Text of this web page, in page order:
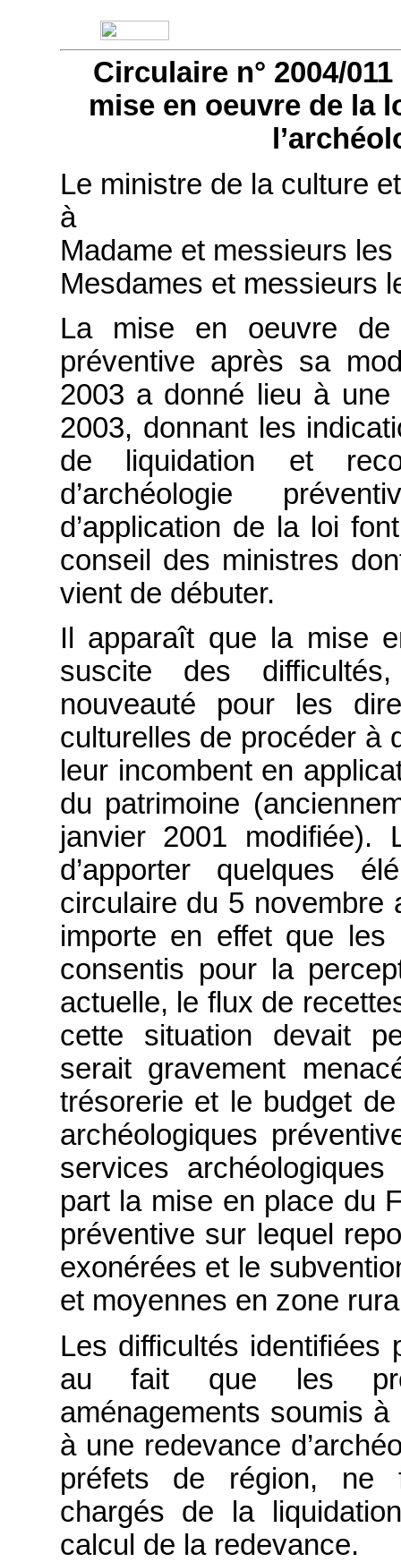
Circulaire n° 2004/
mise en oeuvre de la
Le ministre de la culture
à
Madame et messieurs
Mesdames et messieurs
La mise en oeuvre de
préventive après sa
2003 a donné lieu à
2003, donnant les
de liquidation et
d’archéologie
d’application de la loi
conseil des ministres
vient de débuter.
Il apparaît que la mise
suscite des
nouveauté pour les
culturelles de procéder à
leur incombent en
du patrimoine
janvier 2001
d’apporter quelques
circulaire du 5 novembre
importe en effet que les
consentis pour la
actuelle, le flux de
cette situation devait
serait gravement
trésorerie et le budget
archéologiques
services archéologiques
part la mise en place du
préventive sur lequel
exonérées et le
et moyennes en zone
Les difficultés identifiées
au fait que les
aménagements soumis à
à une redevance
préfets de région, ne
chargés de la
calcul de la redevance.